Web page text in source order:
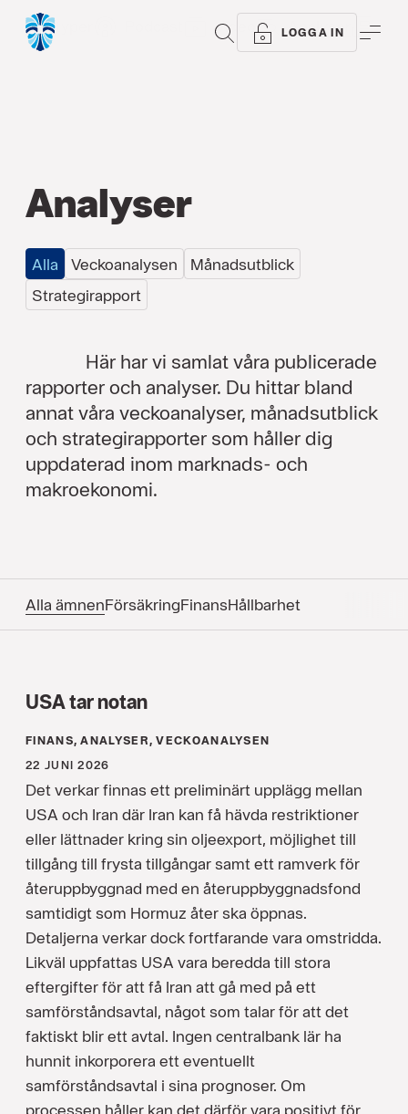
SÖK LOGGA IN
Alla typer Video Analyser
Analyser
Alla Veckoanalysen
Månadsutblick
Strategirapport
Här har vi samlat våra publicerade
rapporter och analyser. Du hittar bland
annat våra veckoanalyser, månadsutblick
och strategirapporter som håller dig
uppdaterad inom marknads- och
makroekonomi.
Alla ämnenFörsäkringFinansHållbarhet
USA tar notan
FINANS, ANALYSER, VECKOANALYSEN
22 JUNI 2026
Det verkar finnas ett preliminärt upplägg mellan
USA och Iran där Iran kan få hävda restriktioner
eller lättnader kring sin oljeexport, möjlighet till
tillgång till frysta tillgångar samt ett ramverk för
återuppbyggnad med en återuppbyggnadsfond
samtidigt som Hormuz åter ska öppnas.
Detaljerna verkar dock fortfarande vara omstridda.
Likväl uppfattas USA vara beredda till stora
eftergifter för att få Iran att gå med på ett
samförståndsavtal, något som talar för att det
faktiskt blir ett avtal. Ingen centralbank lär ha
hunnit inkorporera ett eventuellt
samförståndsavtal i sina prognoser. Om